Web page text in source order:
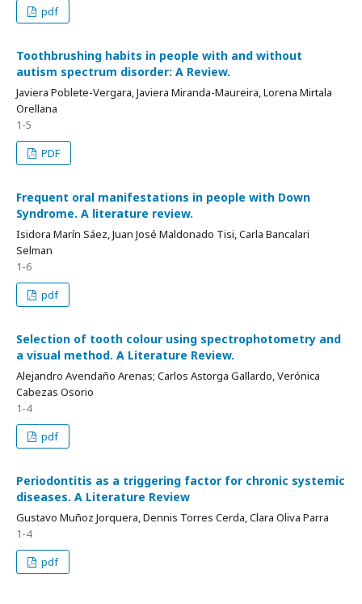
pdf
Toothbrushing habits in people with and without
autism spectrum disorder: A Review.
Javiera Poblete-Vergara, Javiera Miranda-Maureira, Lorena Mirtala
Orellana
1-5
PDF
Frequent oral manifestations in people with Down
Syndrome. A literature review.
Isidora Marín Sáez, Juan José Maldonado Tisi, Carla Bancalari
Selman
1-6
pdf
Selection of tooth colour using spectrophotometry and
a visual method. A Literature Review.
Alejandro Avendaño Arenas; Carlos Astorga Gallardo, Verónica
Cabezas Osorio
1-4
pdf
Periodontitis as a triggering factor for chronic systemic
diseases. A Literature Review
Gustavo Muñoz Jorquera, Dennis Torres Cerda, Clara Oliva Parra
1-4
pdf